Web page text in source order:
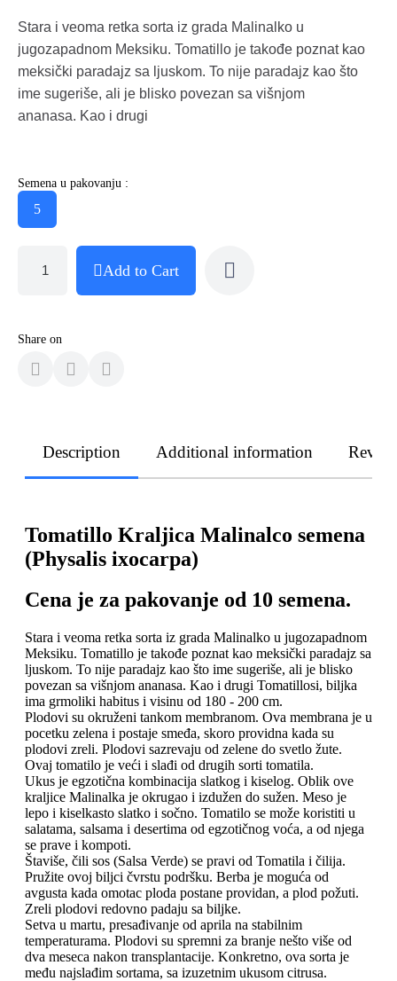
Stara i veoma retka sorta iz grada Malinalko u
jugozapadnom Meksiku. Tomatillo je takođe poznat kao
meksički paradajz sa ljuskom. To nije paradajz kao što
ime sugeriše, ali je blisko povezan sa višnjom
ananasa. Kao i drugi
Semena u pakovanju :
5
Add to Cart
Share on
Description Additional information
Tomatillo Kraljica Malinalco semena
(Physalis ixocarpa)
Cena je za pakovanje od 10 semena.
Stara i veoma retka sorta iz grada Malinalko u jugozapadnom
Meksiku. Tomatillo je takođe poznat kao meksički paradajz sa
ljuskom. To nije paradajz kao što ime sugeriše, ali je blisko
povezan sa višnjom ananasa. Kao i drugi Tomatillosi, biljka
ima grmoliki habitus i visinu od 180 - 200 cm.
Plodovi su okruženi tankom membranom. Ova membrana je u
pocetku zelena i postaje smeđa, skoro providna kada su
plodovi zreli. Plodovi sazrevaju od zelene do svetlo žute.
Ovaj tomatilo je veći i slađi od drugih sorti tomatila.
Ukus je egzotična kombinacija slatkog i kiselog. Oblik ove
kraljice Malinalka je okrugao i izdužen do sužen. Meso je
lepo i kiselkasto slatko i sočno. Tomatilo se može koristiti u
salatama, salsama i desertima od egzotičnog voća, a od njega
se prave i kompoti.
Štaviše, čili sos (Salsa Verde) se pravi od Tomatila i čilija.
Pružite ovoj biljci čvrstu podršku. Berba je moguća od
avgusta kada omotac ploda postane providan, a plod požuti.
Zreli plodovi redovno padaju sa biljke.
Setva u martu, presađivanje od aprila na stabilnim
temperaturama. Plodovi su spremni za branje nešto više od
dva meseca nakon transplantacije. Konkretno, ova sorta je
među najslađim sortama, sa izuzetnim ukusom citrusa.